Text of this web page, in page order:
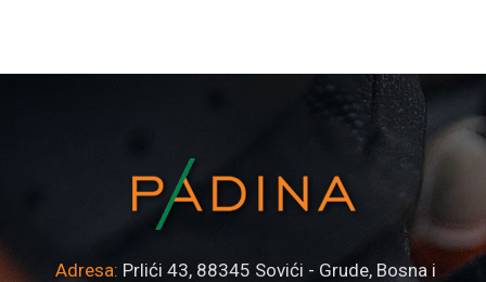
Adresa: Prlići 43, 88345 Sovići - Grude, Bosna i